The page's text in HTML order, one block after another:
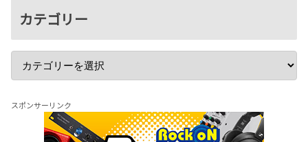
カテゴリー
スポンサーリンク